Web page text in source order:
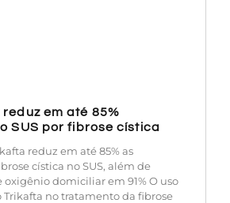
em até 85%
SUS por fibrose cística
reduz em até 85% as
cística no SUS, além de
domiciliar em 91% O uso
no tratamento da fibrose